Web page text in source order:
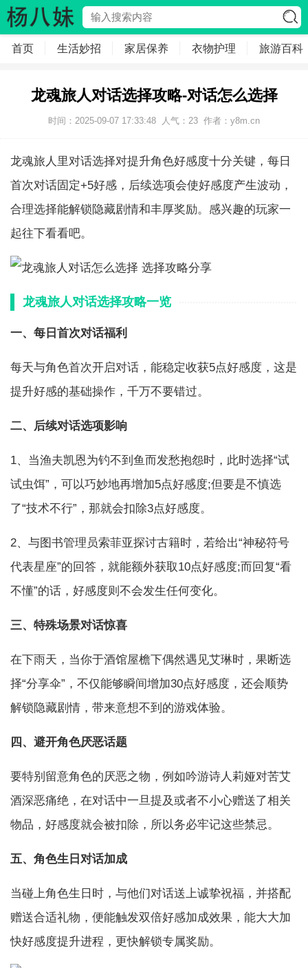
首页 生活妙招 家居保养 衣物护理 旅游百科
龙魂旅人对话选择攻略-对话怎么选择
时间：2025-09-07 17:33:48 人气： 23 作者： y8m.cn
龙魂旅人里对话选择对提升角色好感度十分关键，每日
首次对话固定+5好感，后续选项会使好感度产生波动，
合理选择能解锁隐藏剧情和丰厚奖励。感兴趣的玩家一
起往下看看吧。
龙魂旅人对话选择攻略一览
一、每日首次对话福利
每天与角色首次开启对话，能稳定收获5点好感度，这是
提升好感的基础操作，千万不要错过。
二、后续对话选项影响
1、当渔夫凯恩为钓不到鱼而发愁抱怨时，此时选择“试
试虫饵”，可以巧妙地再增加5点好感度;但要是不慎选
了“技术不行”，那就会扣除3点好感度。
2、与图书管理员索菲亚探讨古籍时，若给出“神秘符号
代表星座”的回答，就能额外获取10点好感度;而回复“看
不懂”的话，好感度则不会发生任何变化。
三、特殊场景对话惊喜
在下雨天，当你于酒馆屋檐下偶然遇见艾琳时，果断选
择“分享伞”，不仅能够瞬间增加30点好感度，还会顺势
解锁隐藏剧情，带来意想不到的游戏体验。
四、避开角色厌恶话题
要特别留意角色的厌恶之物，例如吟游诗人莉娅对苦艾
酒深恶痛绝，在对话中一旦提及或者不小心赠送了相关
物品，好感度就会被扣除，所以务必牢记这些禁忌。
五、角色生日对话加成
当碰上角色生日时，与他们对话送上诚挚祝福，并搭配
赠送合适礼物，便能触发双倍好感加成效果，能大大加
快好感度提升进程，更快解锁专属奖励。